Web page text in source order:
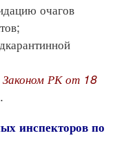
очагов
РК от 18
.
инспекторов по